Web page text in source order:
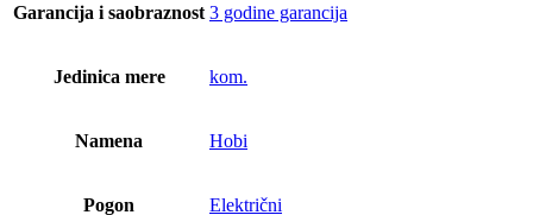
Garancija i saobraznost 3 godine garancija
Jedinica mere kom.
Namena Hobi
Pogon Električni